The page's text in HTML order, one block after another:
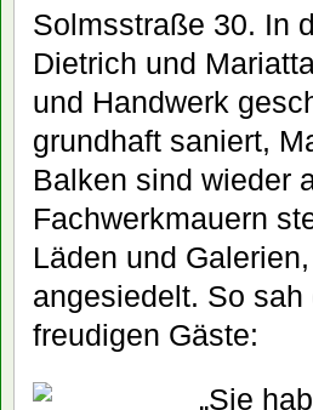
Solmsstraße 30. In
Dietrich und
und Handwerk
grundhaft saniert,
Balken sind wieder
Fachwerkmauern
Läden und
angesiedelt. So
freudigen Gäste:
„Sie